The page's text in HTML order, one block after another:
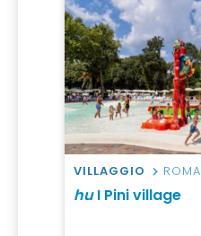
VILLAGGIO ROMA
huI Pini village